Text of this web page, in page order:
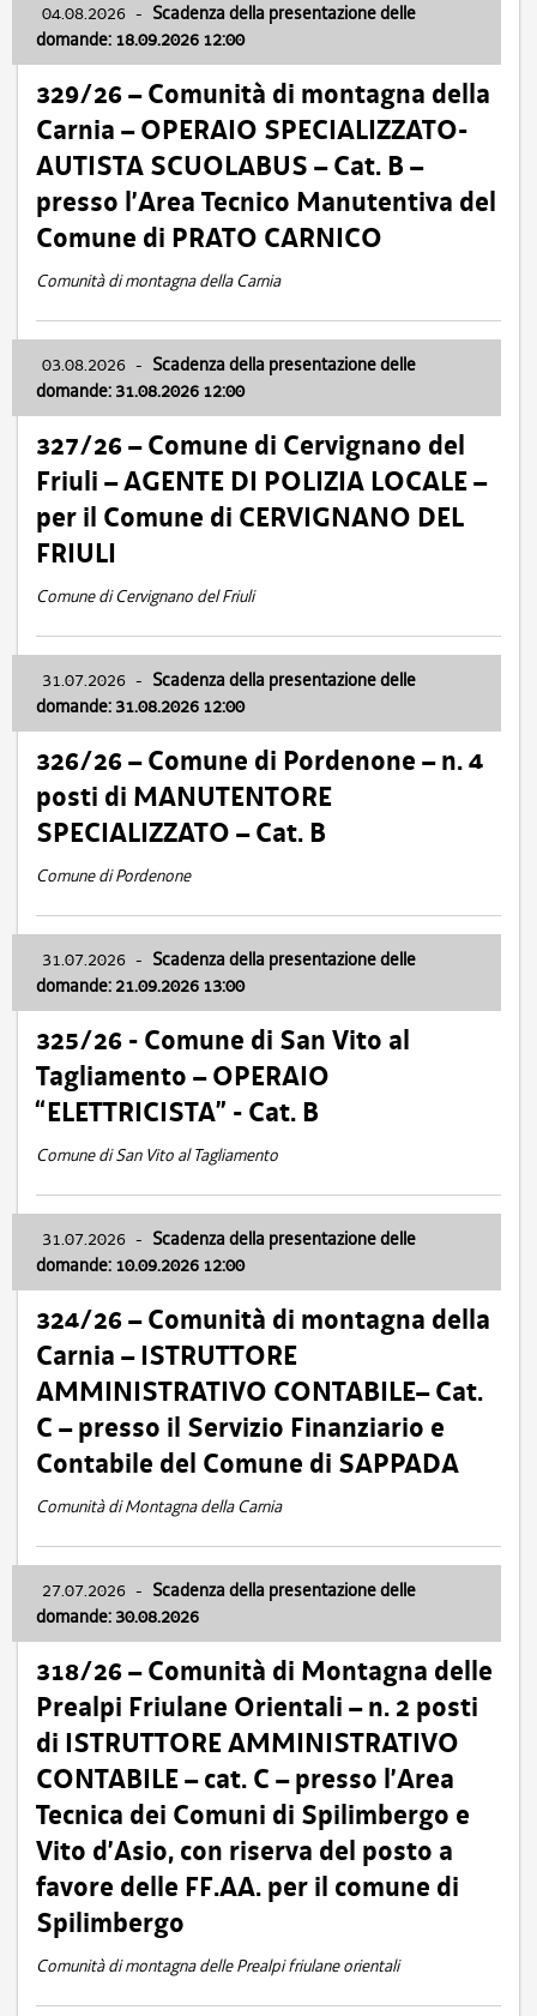
04.08.2026 - Scadenza della presentazione delle
domande: 18.09.2026 12:00
329/26 – Comunità di montagna della
Carnia – OPERAIO SPECIALIZZATO-
AUTISTA SCUOLABUS – Cat. B –
presso l’Area Tecnico Manutentiva del
Comune di PRATO CARNICO
Comunità di montagna della Carnia
03.08.2026 - Scadenza della presentazione delle
domande: 31.08.2026 12:00
327/26 – Comune di Cervignano del
Friuli – AGENTE DI POLIZIA LOCALE –
per il Comune di CERVIGNANO DEL
FRIULI
Comune di Cervignano del Friuli
31.07.2026 - Scadenza della presentazione delle
domande: 31.08.2026 12:00
326/26 – Comune di Pordenone – n. 4
posti di MANUTENTORE
SPECIALIZZATO – Cat. B
Comune di Pordenone
31.07.2026 - Scadenza della presentazione delle
domande: 21.09.2026 13:00
325/26 - Comune di San Vito al
Tagliamento – OPERAIO
“ELETTRICISTA” - Cat. B
Comune di San Vito al Tagliamento
31.07.2026 - Scadenza della presentazione delle
domande: 10.09.2026 12:00
324/26 – Comunità di montagna della
Carnia – ISTRUTTORE
AMMINISTRATIVO CONTABILE– Cat.
C – presso il Servizio Finanziario e
Contabile del Comune di SAPPADA
Comunità di Montagna della Carnia
27.07.2026 - Scadenza della presentazione delle
domande: 30.08.2026
318/26 – Comunità di Montagna delle
Prealpi Friulane Orientali – n. 2 posti
di ISTRUTTORE AMMINISTRATIVO
CONTABILE – cat. C – presso l’Area
Tecnica dei Comuni di Spilimbergo e
Vito d’Asio, con riserva del posto a
favore delle FF.AA. per il comune di
Spilimbergo
Comunità di montagna delle Prealpi friulane orientali